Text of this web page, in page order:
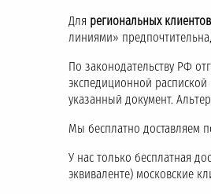
Для региональных клиентов
линиями»
По законодательству РФ
экспедиционной
указанный документ.
Мы бесплатно доставляем
У нас только бесплатная
эквиваленте) московские